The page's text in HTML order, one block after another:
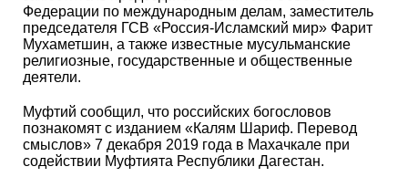
Федерации по международным делам, заместитель
председателя ГСВ «Россия-Исламский мир» Фарит
Мухаметшин, а также известные мусульманские
религиозные, государственные и общественные
деятели.
Муфтий сообщил, что российских богословов
познакомят с изданием «Калям Шариф. Перевод
смыслов» 7 декабря 2019 года в Махачкале при
содействии Муфтията Республики Дагестан.